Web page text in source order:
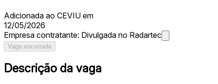
Adicionada ao CEVIU em
12/05/2026
Empresa contratante: Divulgada no Radartec
Vaga encerrada
Descrição da vaga